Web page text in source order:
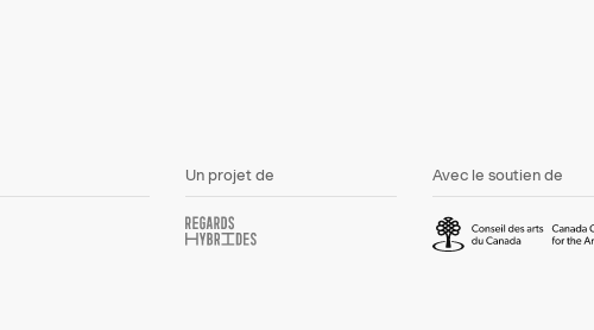
Un projet de Avec le soutien de